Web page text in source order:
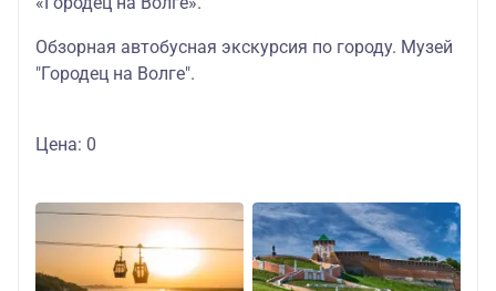
Обзорная автобусная экскурсия по городу. Музей
"Городец на Волге".
Цена: 0